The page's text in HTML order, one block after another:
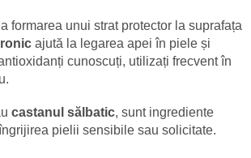
formarea unui strat protector la suprafața
ajută la legarea apei în piele și
cunoscuți, utilizați frecvent în
castanul sălbatic, sunt ingrediente
pielii sensibile sau solicitate.